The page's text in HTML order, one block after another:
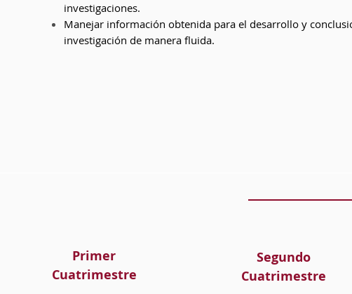
investigaciones.
Manejar información obtenida para el desarrollo y
investigación de manera fluida.
Primer
Cuatrimestre
Segundo
Cuatrimestre